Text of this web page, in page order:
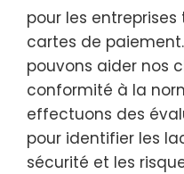
pour les
cartes de
pouvons aider nos
conformité à la
effectuons des
pour identifier les
sécurité et les